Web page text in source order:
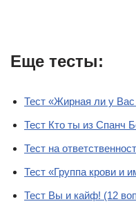
Еще тесты:
Тест «Жирная ли у
Тест Кто ты из Спанч
Тест на
Тест «Группа крови и
Тест Вы и кайф! (12